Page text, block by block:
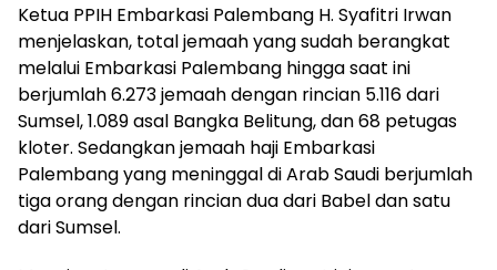
Ketua PPIH Embarkasi Palembang H. Syafitri Irwan
menjelaskan, total jemaah yang sudah berangkat
melalui Embarkasi Palembang hingga saat ini
berjumlah 6.273 jemaah dengan rincian 5.116 dari
Sumsel, 1.089 asal Bangka Belitung, dan 68 petugas
kloter. Sedangkan jemaah haji Embarkasi
Palembang yang meninggal di Arab Saudi berjumlah
tiga orang dengan rincian dua dari Babel dan satu
dari Sumsel.